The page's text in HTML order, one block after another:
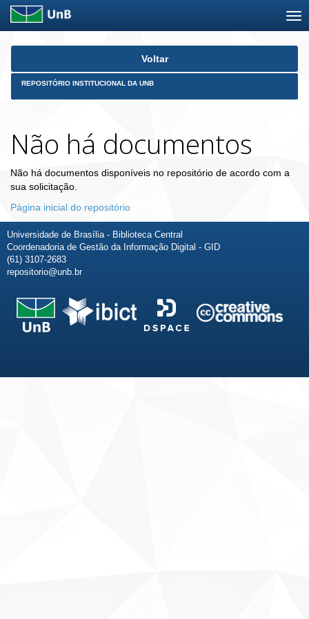
Skip
Voltar
REPOSITÓRIO INSTITUCIONAL DA UNB
Não há documentos
Não há documentos disponíveis no repositório de acordo com a
sua solicitação.
Página inicial do repositório
Universidade de Brasília - Biblioteca Central
Coordenadoria de Gestão da Informação Digital - GID
(61) 3107-2683
repositorio@unb.br